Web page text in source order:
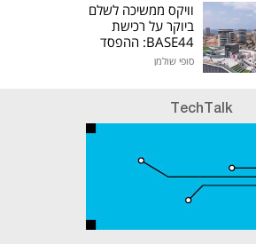
וויקס ממשיכה לשלם
ביוקר על רכישת
BASE44: ההפסד
סופי שולמן
TechTalk